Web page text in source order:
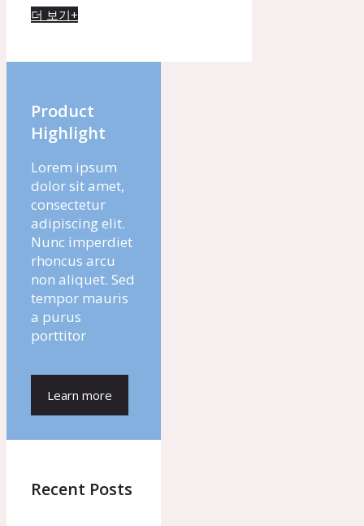
더 보기+
Product
Highlight
Lorem ipsum
dolor sit amet,
consectetur
adipiscing elit.
Nunc imperdiet
rhoncus arcu
non aliquet. Sed
tempor mauris
a purus
porttitor
Learn more
Recent Posts